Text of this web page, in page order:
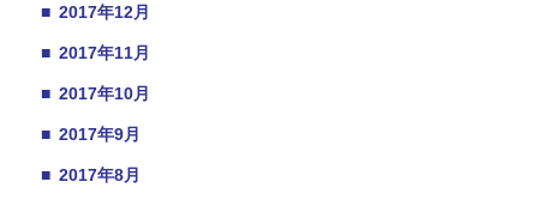
■ 2017年12月
■ 2017年11月
■ 2017年10月
■ 2017年9月
■ 2017年8月